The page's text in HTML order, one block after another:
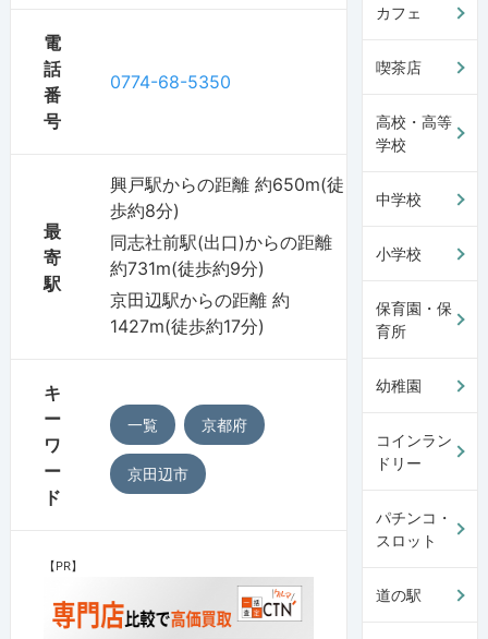
電
話
番
号
0774-68-5350
最
寄
駅
興戸駅からの距離 約650m(徒
歩約8分)
同志社前駅(出口)からの距離
約731m(徒歩約9分)
京田辺駅からの距離 約
1427m(徒歩約17分)
キ
ー
ワ
ー
ド
一覧 京都府
京田辺市
【PR】
カフェ
喫茶店
高校・高等
学校
中学校
小学校
保育園・保
育所
幼稚園
コインラン
ドリー
パチンコ・
スロット
道の駅